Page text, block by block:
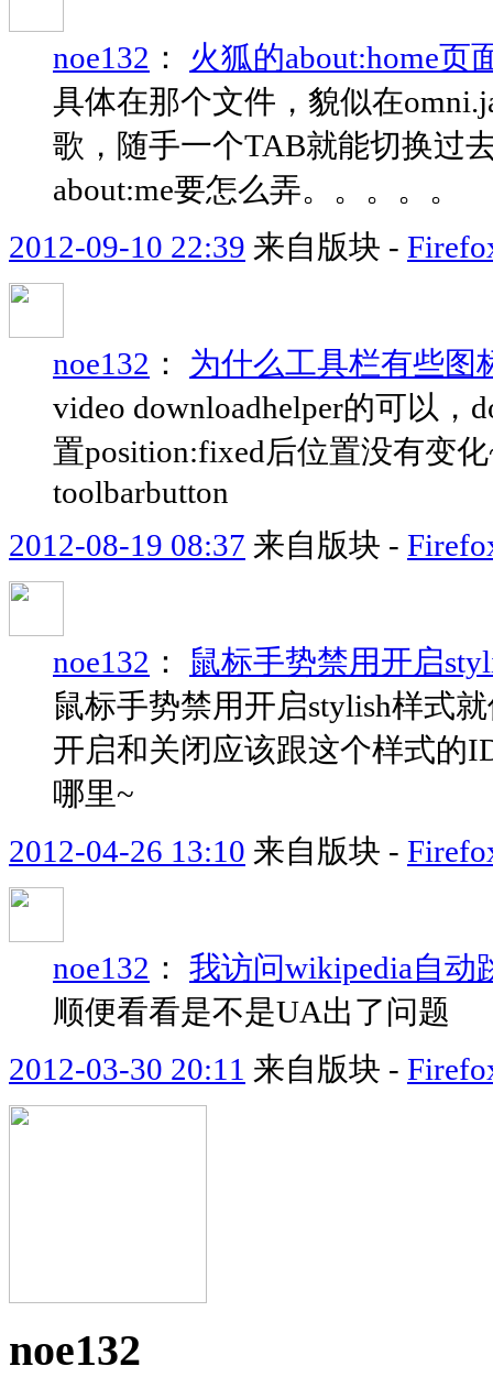
noe132 ： 火狐的about:home页
具体在那个文件，貌似在
歌，随手一个TAB就能切换过
about:me要怎么弄。。。。。
2012-09-10 22:39 来自版块 -
noe132 ： 为什么工具栏有些图
video downloadhelper的可以，
置position:fixed后位置没有变
toolbarbutton
2012-08-19 08:37 来自版块 -
noe132 ： 鼠标手势禁用开启
鼠标手势禁用开启stylish样式
开启和关闭应该跟这个样式的
哪里~
2012-04-26 13:10 来自版块 -
noe132 ： 我访问wikipedia自动
顺便看看是不是UA出了问题
2012-03-30 20:11 来自版块 -
noe132